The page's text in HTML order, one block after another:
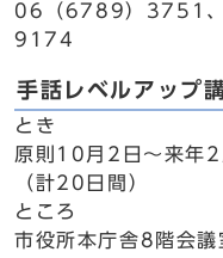
06（6789）3751
9174
手話レベルアップ
とき
原則10月2日～来年
（計20日間）
ところ
市役所本庁舎8階会議